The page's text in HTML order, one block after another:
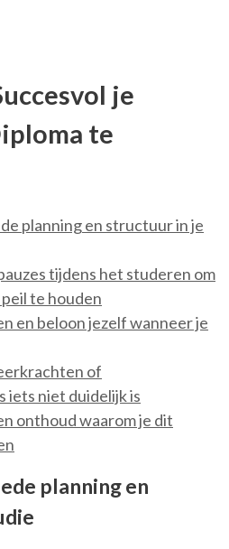
je
te
planning en structuur in je
tijdens het studeren om
te houden
en beloon jezelf wanneer je
of
iets niet duidelijk is
onthoud waarom je dit
planning en